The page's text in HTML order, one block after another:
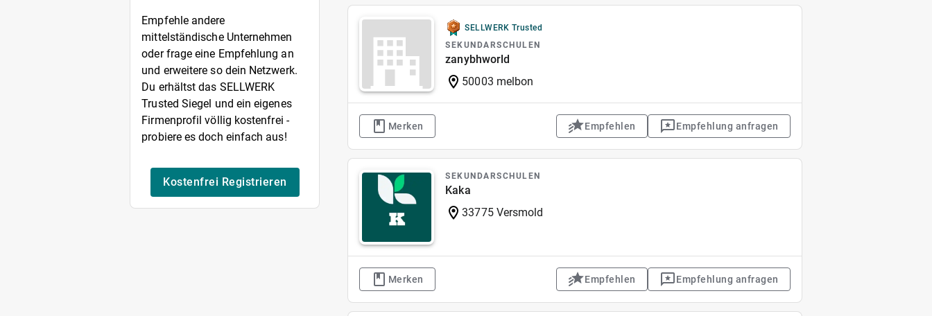
Empfehle andere
mittelständische Unternehmen
oder frage eine Empfehlung an
und erweitere so dein Netzwerk.
Du erhältst das SELLWERK
Trusted Siegel und ein eigenes
Firmenprofil völlig kostenfrei -
probiere es doch einfach aus!
Kostenfrei Registrieren
SELLWERK Trusted
SEKUNDARSCHULEN
zanybhworld
50003 melbon
Merken Empfehlen Empfehlung anfragen
SEKUNDARSCHULEN
Kaka
33775 Versmold
Merken Empfehlen Empfehlung anfragen